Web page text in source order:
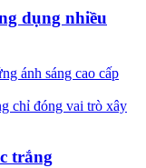
dụng nhiều
chỉ đóng vai trò xây
trắng